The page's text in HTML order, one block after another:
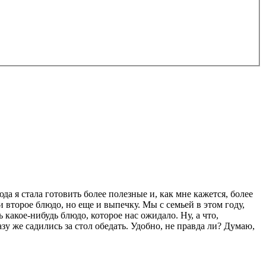
я стала готовить более полезные и, как мне кажется, более
блюдо, но еще и выпечку. Мы с семьей в этом году,
нибудь блюдо, которое нас ожидало. Ну, а что,
же садились за стол обедать. Удобно, не правда ли? Думаю,